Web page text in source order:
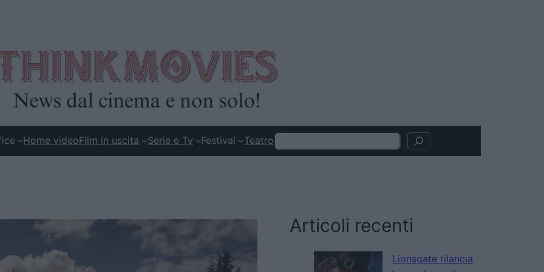
Home videoFilm in uscita Serie e Tv Festival TeatroSearch
Articoli recenti
Lionsgate rilancia